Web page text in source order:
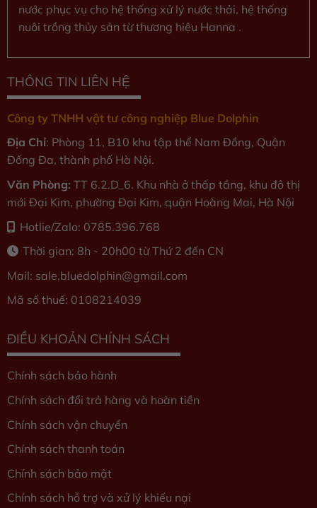
nước phục vụ cho hệ thống xử lý nước thải, hệ thống
nuôi trồng thủy sản từ thương hiệu Hanna .
THÔNG TIN LIÊN HỆ
Công ty TNHH vật tư công nghiệp Blue Dolphin
Địa Chỉ: Phòng 11, B10 khu tập thể Nam Đồng, Quận
Đống Đa, thành phố Hà Nội.
Văn Phòng: TT 6.2.D_6. Khu nhà ở thấp tầng, khu đô thị
mới Đại Kim, phường Đại Kim, quận Hoàng Mai, Hà Nội
Hotlie/Zalo: 0785.396.768
Thời gian: 8h - 20h00 từ Thứ 2 đến CN
Mail: sale.bluedolphin@gmail.com
Mã số thuế: 0108214039
ĐIỀU KHOẢN CHÍNH SÁCH
Chính sách bảo hành
Chính sách đổi trả hàng và hoàn tiền
Chính sách vận chuyển
Chính sách thanh toán
Chính sách bảo mật
Chính sách hỗ trợ và xử lý khiếu nại